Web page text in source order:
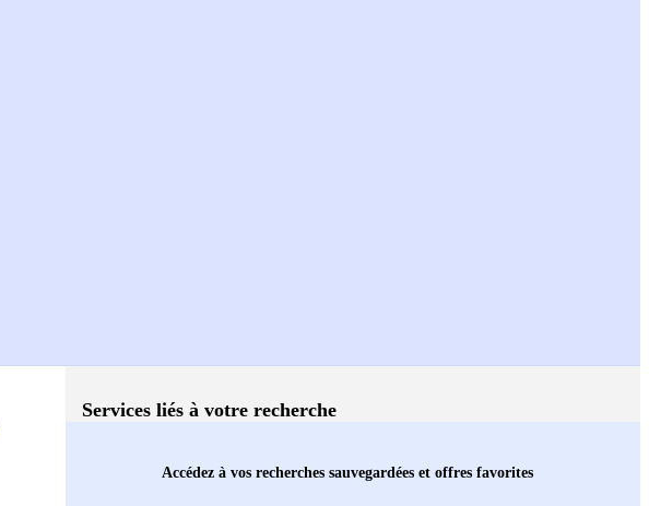
Services liés à votre recherche
Accédez à vos recherches sauvegardées et offres favorites